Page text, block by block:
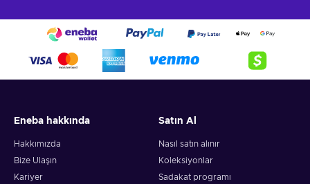
Eneba hakkında
Hakkımızda
Bize Ulaşın
Kariyer
Satın Al
Nasıl satın alınır
Koleksiyonlar
Sadakat programı